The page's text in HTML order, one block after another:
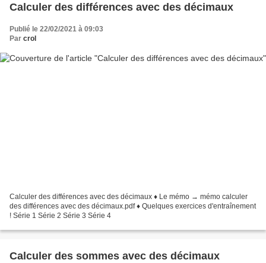
Calculer des différences avec des décimaux
Publié le 22/02/2021 à 09:03
Par crol
Calculer des différences avec des décimaux ♦ Le mémo → mémo calculer
des différences avec des décimaux.pdf ♦ Quelques exercices d'entraînement
! Série 1 Série 2 Série 3 Série 4
Calculer des sommes avec des décimaux